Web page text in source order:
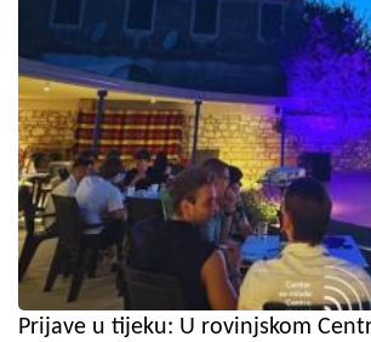
Prijave u tijeku: U rovinjskom